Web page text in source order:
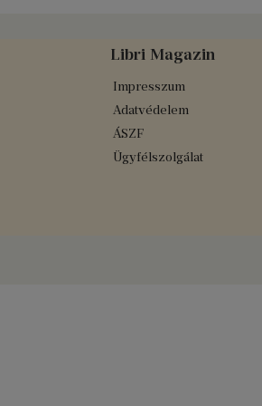
Libri Magazin
Impresszum
Adatvédelem
ÁSZF
Ügyfélszolgálat